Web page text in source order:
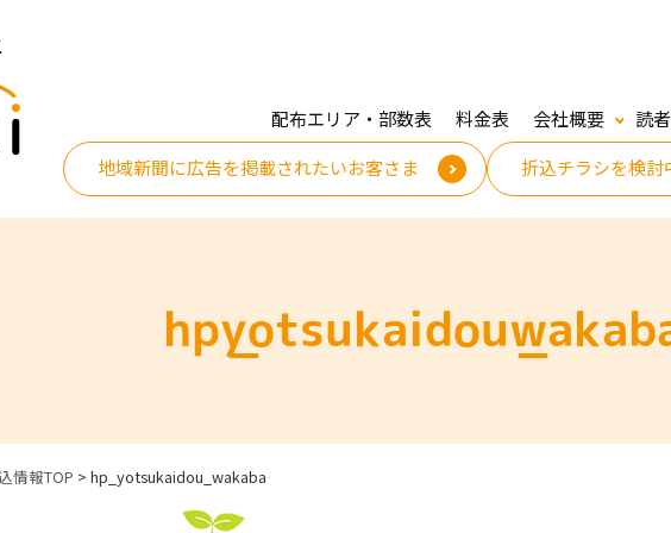
配布エリア・部数表 料金表 会社概要 読
地域新聞に広告を掲載されたいお客さま
折込チラシを検討
情報TOP >hp_yotsukaidou_wakaba